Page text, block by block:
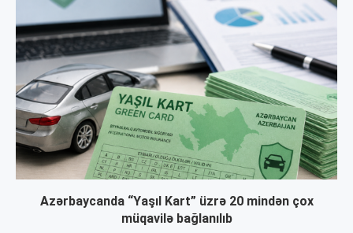
Azərbaycanda “Yaşıl Kart” üzrə 20 mindən çox
müqavilə bağlanılıb